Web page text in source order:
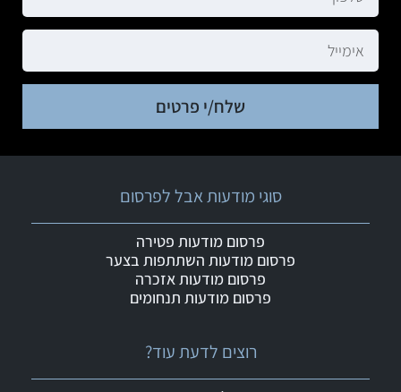
שלח/י פרטים
רוצים לדעת עוד?
סוגי מודעות אבל לפרסום
פרסום מודעות פטירה
פרסום מודעות השתתפות בצער
פרסום מודעות אזכרה
פרסום מודעות תנחומים